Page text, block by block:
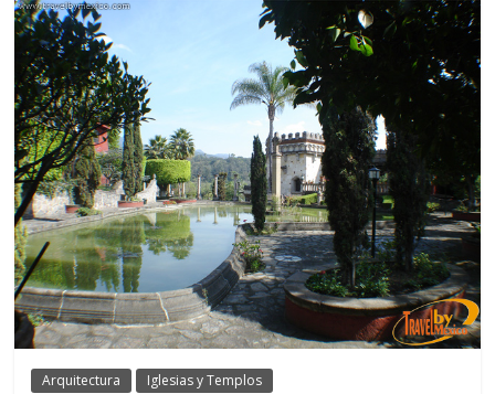
Arquitectura Iglesias y Templos